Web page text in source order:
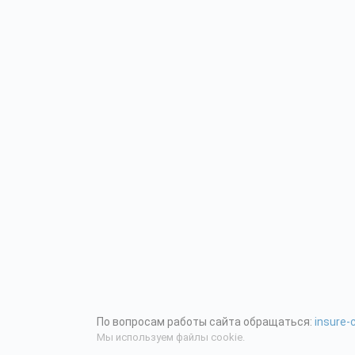
По вопросам работы сайта обращаться: insure-
Мы используем файлы cookie.